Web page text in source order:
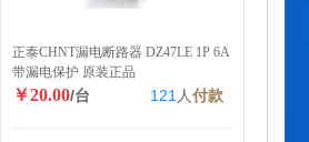
正泰CHNT漏电断路器 DZ47LE 1P 6A
带漏电保护 原装正品
￥20.00/台 121 人付款